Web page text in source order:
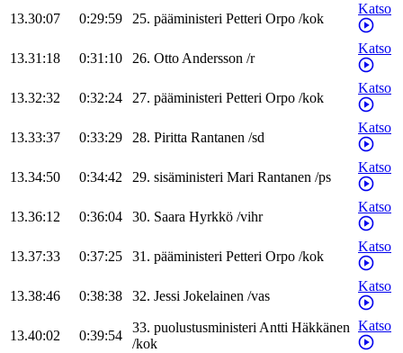
13.30:07 0:29:59 25. pääministeri Petteri Orpo /kok
Katso
13.31:18 0:31:10 26. OttoAndersson /r
Katso
13.32:32 0:32:24 27. pääministeri Petteri Orpo /kok
Katso
13.33:37 0:33:29 28. Piritta Rantanen /sd
Katso
13.34:50 0:34:42 29. sisäministeri Mari Rantanen /ps
Katso
13.36:12 0:36:04 30. Saara Hyrkkö /vihr
Katso
13.37:33 0:37:25 31. pääministeri Petteri Orpo /kok
Katso
13.38:46 0:38:38 32. Jessi Jokelainen /vas
Katso
13.40:02 0:39:54
33. puolustusministeriAntti Häkkänen
/kok
Katso